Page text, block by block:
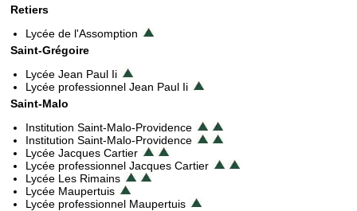
Retiers
Lycée de l'Assomption
Saint-Grégoire
Lycée Jean Paul Ii
Lycée professionnel Jean Paul Ii
Saint-Malo
Institution Saint-Malo-Providence
Institution Saint-Malo-Providence
Lycée Jacques Cartier
Lycée professionnel Jacques Cartier
Lycée Les Rimains
Lycée Maupertuis
Lycée professionnel Maupertuis